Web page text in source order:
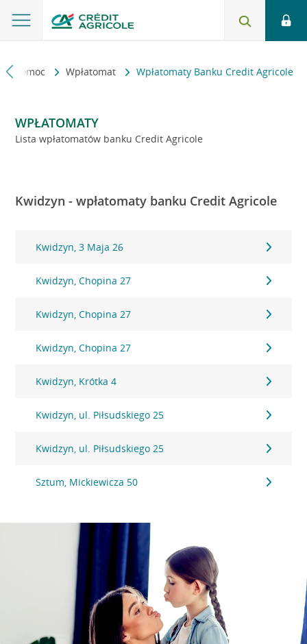
i pomoc Wpłatomat Wpłatomaty Banku Credit Agricole
WPŁATOMATY
Lista wpłatomatów banku Credit Agricole
Kwidzyn - wpłatomaty banku Credit Agricole
Kwidzyn, 3 Maja 26
Kwidzyn, Chopina 27
Kwidzyn, Chopina 27
Kwidzyn, Chopina 27
Kwidzyn, Krótka 4
Kwidzyn, ul. Piłsudskiego 25
Kwidzyn, ul. Piłsudskiego 25
Sztum, Mickiewicza 50